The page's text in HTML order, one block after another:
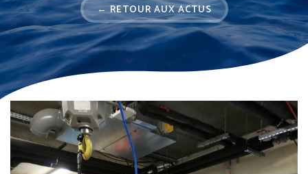
← RETOUR AUX ACTUS